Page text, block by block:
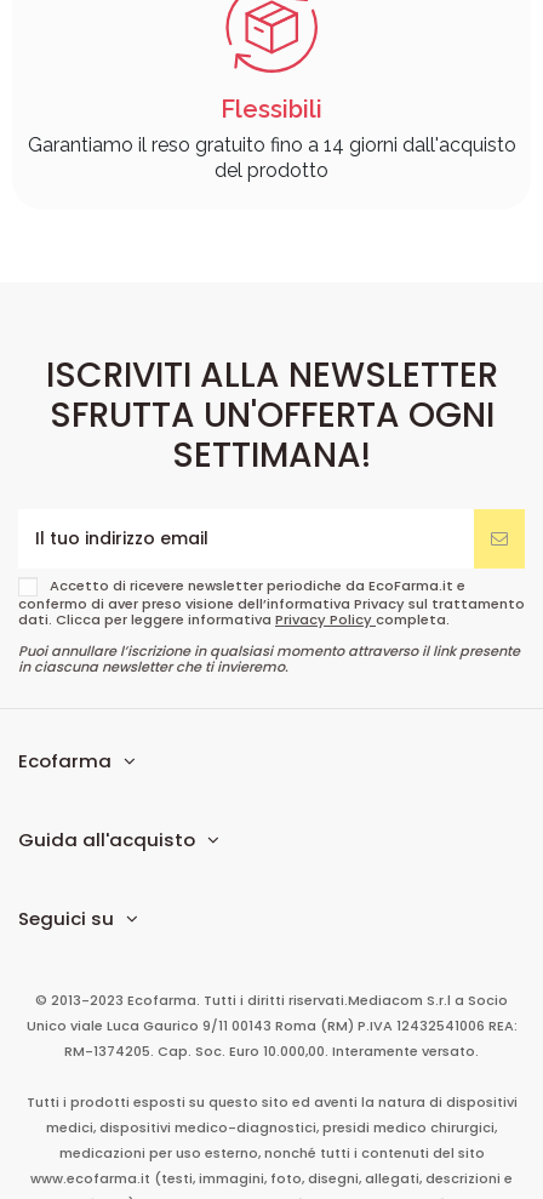
Flessibili
Garantiamo il reso gratuito fino a 14 giorni dall'acquisto
del prodotto
ISCRIVITI ALLA NEWSLETTER
SFRUTTA UN'OFFERTA OGNI
SETTIMANA!
Accetto di ricevere newsletter periodiche da EcoFarma.it e
confermo di aver preso visione dell’informativa Privacy sul trattamento
dati. Clicca per leggere informativa Privacy Policycompleta.
Puoi annullare l’iscrizione in qualsiasi momento attraverso il link presente
in ciascuna newsletter che ti invieremo.
Ecofarma
Guida all'acquisto
Seguici su
© 2013-2023 Ecofarma. Tutti i diritti riservati.Mediacom S.r.l a Socio
Unico viale Luca Gaurico 9/11 00143 Roma (RM) P.IVA 12432541006 REA:
RM-1374205. Cap. Soc. Euro 10.000,00. Interamente versato.
Tutti i prodotti esposti su questo sito ed aventi la natura di dispositivi
medici, dispositivi medico-diagnostici, presidi medico chirurgici,
medicazioni per uso esterno, nonché tutti i contenuti del sito
www.ecofarma.it (testi, immagini, foto, disegni, allegati, descrizioni e